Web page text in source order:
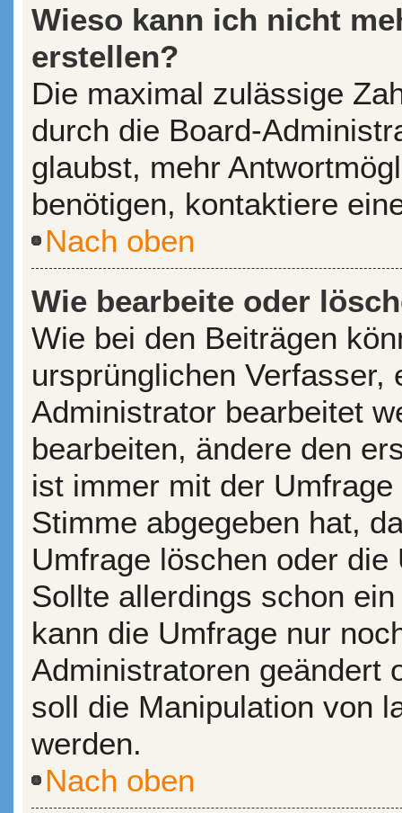
Wieso kann ich nicht
erstellen?
Die maximal zulässige
durch die Board-
glaubst, mehr
benötigen, kontaktiere
Nach oben
Wie bearbeite oder
Wie bei den Beiträgen
ursprünglichen Verfasser,
Administrator bearbeitet
bearbeiten, ändere den
ist immer mit der
Stimme abgegeben hat,
Umfrage löschen oder
Sollte allerdings schon
kann die Umfrage nur
Administratoren geändert
soll die Manipulation von
werden.
Nach oben